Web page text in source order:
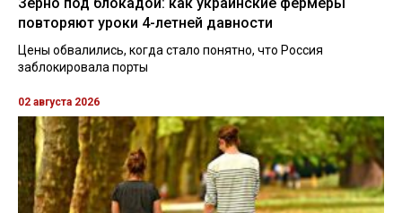
повторяют уроки 4-летней давности
Цены обвалились, когда стало понятно, что Россия
заблокировала порты
02 августа 2026